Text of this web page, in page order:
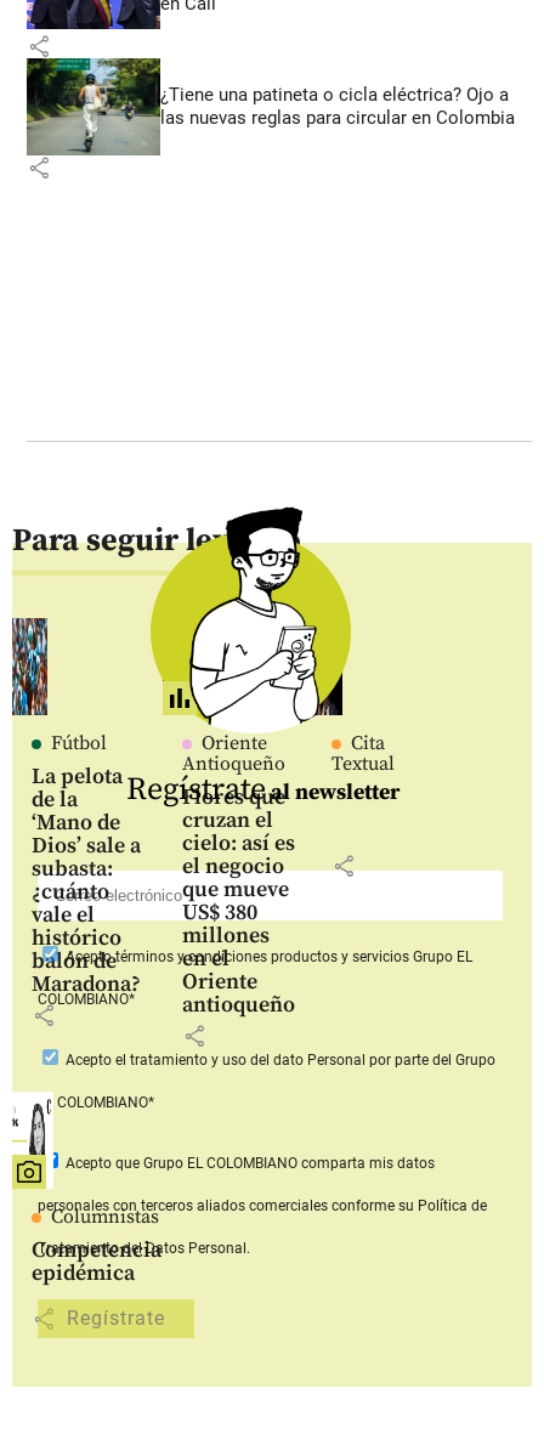
share
¿Tiene una patineta o cicla eléctrica? Ojo a
las nuevas reglas para circular en Colombia
share
Para seguir leyendo
Fútbol
La pelota
de la
‘Mano de
Dios’ sale a
subasta:
¿cuánto
vale el
histórico
balón de
Maradona?
share
Oriente
Antioqueño
Flores que
cruzan el
cielo: así es
el negocio
que mueve
US$ 380
millones
en el
Oriente
antioqueño
share
Cita
Textual
share
Columnistas
Competencia
epidémica
share
Regístrateal newsletter
Aceptotérminos y condiciones productos y serviciosGrupo EL
COLOMBIANO*
Acepto el tratamiento y uso del dato Personal por parte del Grupo
EL COLOMBIANO*
Acepto que Grupo EL COLOMBIANOcomparta mis datos
personales con terceros aliados comerciales conforme su Política de
Tratamiento del Datos Personal.